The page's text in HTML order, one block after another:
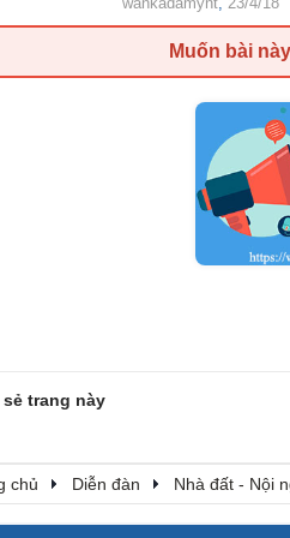
Muốn bài
sẻ trang này
chủ Diễn đàn Nhà đất - Nội